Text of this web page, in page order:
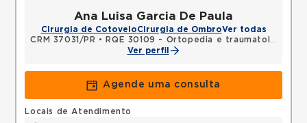
Ana Luisa Garcia De Paula
Cirurgia de CotoveloCirurgia de OmbroVer todas
CRM 37031/PR •
RQE 30109 - Ortopedia e traumatologia
Ver perfil
Agende uma consulta
Locais de Atendimento